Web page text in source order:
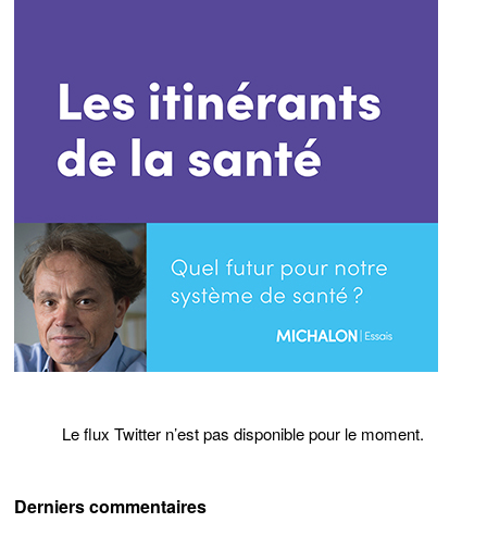
Le flux Twitter n’est pas disponible pour le moment.
Derniers commentaires